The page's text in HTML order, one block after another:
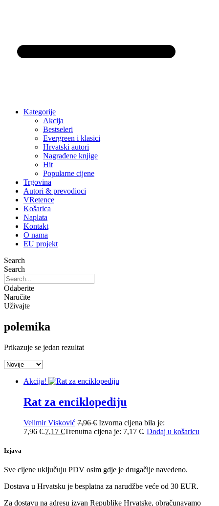
Kategorije
Akcija
Bestseleri
Evergreen i klasici
Hrvatski autori
Nagrađene knjige
Hit
Popularne cijene
Trgovina
Autori & prevodioci
VRetence
Košarica
Naplata
Kontakt
O nama
EU projekt
Search
Search
Odaberite
Naručite
Uživajte
polemika
Prikazuje se jedan rezultat
Akcija!
Rat za enciklopediju
Velimir Visković 7,96€ Izvorna cijena bila je:
7,96 €.7,17 €Trenutna cijena je: 7,17 €. Dodaj u košaricu
Izjava
Sve cijene uključuju PDV osim gdje je drugačije navedeno.
Dostava u Hrvatsku je besplatna za narudžbe veće od 30 EUR.
Za dostavu na adresu izvan Republike Hrvatske, obračunavamo